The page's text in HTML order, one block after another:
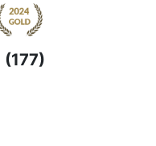
(177)